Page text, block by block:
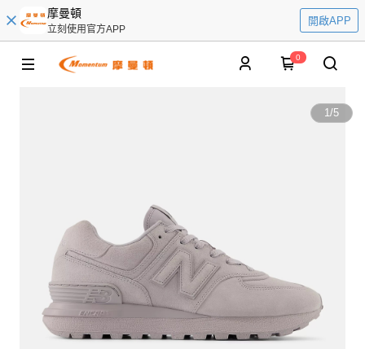
摩曼頓
立刻使用官方APP
開啟APP
0
1/5